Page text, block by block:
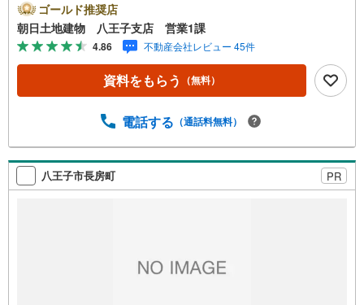
歩圏に揃う、家族の笑顔が広がる穏やかな住環境。※バザー
ル会場には、ベビーベッドや キッズスペースをご用意し
ております。 小さなお子様連れでも、安心してご来場く
ださい！資料請求、住宅ローンのご相談などお気軽にお問
合せください！スタッフ25名でお客様がご覧になったこと
のない情報を多数ご用意しております。インターネット、
時に他物件もご紹介可能です。 担当営業へご希望をお伝え
ち合わせ、弊社へのご来社など、ご相談ください。ご希望
があれば周辺環境、お客様の希望に合わせた物件などもご
案内をいたします。お住まい探しは朝日土地建物（株）八
ゴールド推奨店
朝日土地建物 八王子支店 営業1課
4.86 不動産会社レビュー 45件
資料をもらう （無料）
電話する （通話料無料）
八王子市長房町 PR